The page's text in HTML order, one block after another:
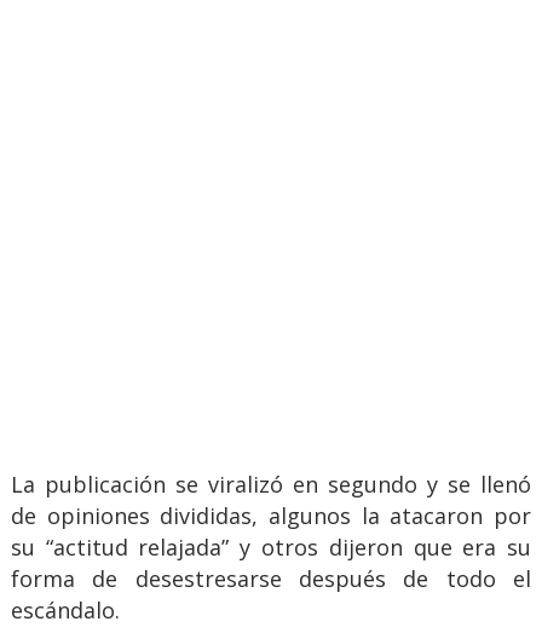
La publicación se viralizó en segundo y se llenó
de opiniones divididas, algunos la atacaron por
su “actitud relajada” y otros dijeron que era su
forma de desestresarse después de todo el
escándalo.